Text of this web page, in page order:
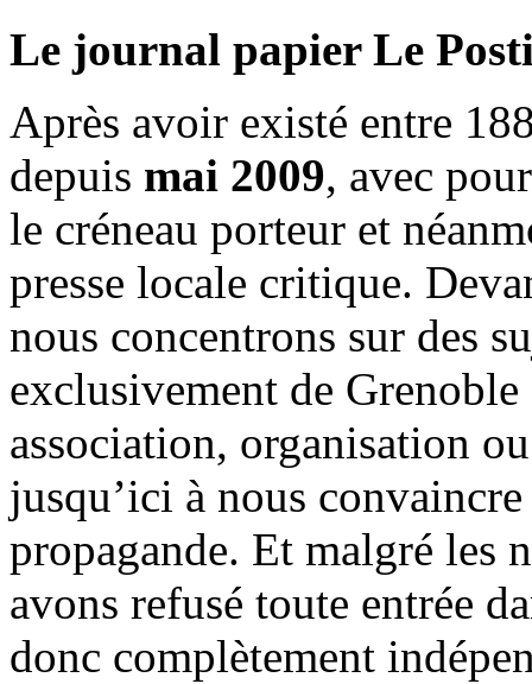
Le journal papier Le
Après avoir existé entre
depuis mai 2009, avec
le créneau porteur et
presse locale critique.
nous concentrons sur des
exclusivement de
association, organisation
jusqu’ici à nous
propagande. Et malgré les
avons refusé toute entrée
donc complètement